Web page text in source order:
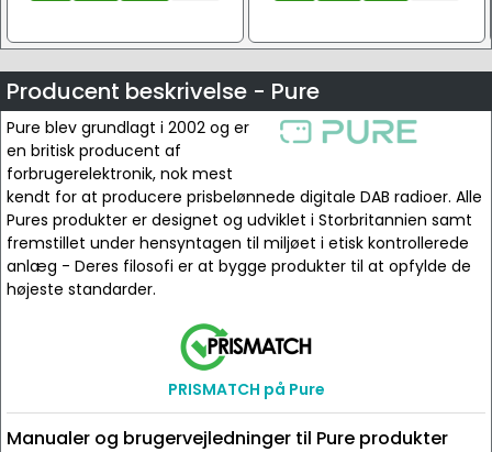
Producent beskrivelse - Pure
Pure blev grundlagt i 2002 og er
en britisk producent af
forbrugerelektronik, nok mest
kendt for at producere prisbelønnede digitale DAB radioer. Alle
Pures produkter er designet og udviklet i Storbritannien samt
fremstillet under hensyntagen til miljøet i etisk kontrollerede
anlæg - Deres filosofi er at bygge produkter til at opfylde de
højeste standarder.
PRISMATCH på Pure
Manualer og brugervejledninger til Pure produkter